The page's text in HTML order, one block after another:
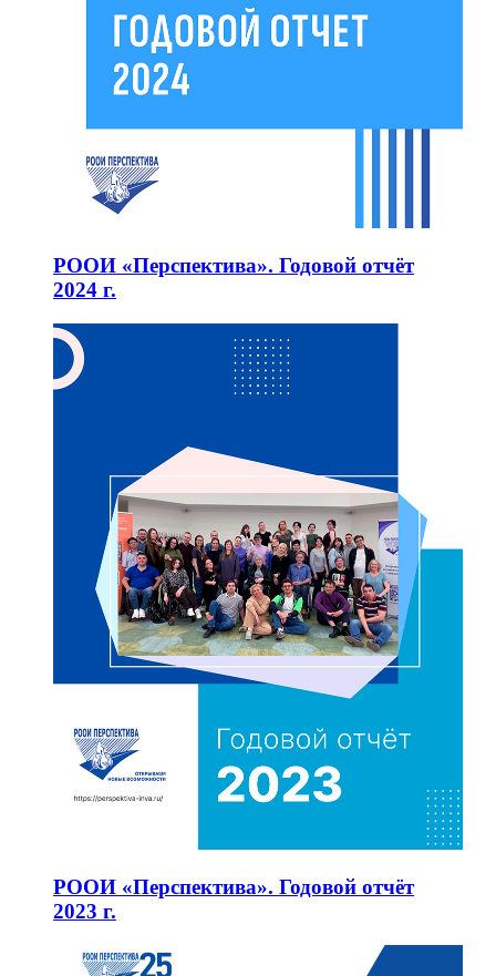
РООИ «Перспектива». Годовой отчёт
2024 г.
РООИ «Перспектива». Годовой отчёт
2023 г.